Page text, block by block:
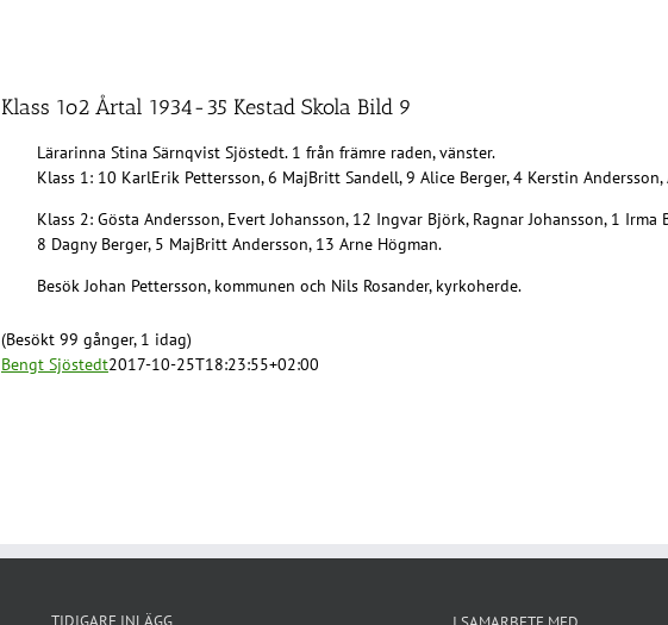
Klass 1o2 Årtal 1934-35 Kestad Skola Bild 9
Lärarinna Stina Särnqvist Sjöstedt. 1 från främre raden, vänster.
Klass 1: 10 KarlErik Pettersson, 6 MajBritt Sandell, 9 Alice Berger, 4 Kerstin
Klass 2: Gösta Andersson, Evert Johansson, 12 Ingvar Björk, Ragnar Johansson, 1
8 Dagny Berger, 5 MajBritt Andersson, 13 Arne Högman.
Besök Johan Pettersson, kommunen och Nils Rosander, kyrkoherde.
(Besökt 99 gånger, 1 idag)
Bengt Sjöstedt2017-10-25T18:23:55+02:00
TIDIGARE INLÄGG